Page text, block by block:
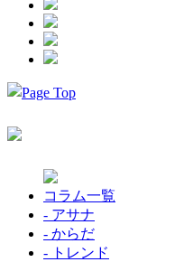
コラム一覧
- アサナ
- からだ
- トレンド